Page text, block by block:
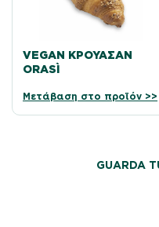
VEGAN ΚΡΟΥΑΣΆΝ
ORASÌ
Μετάβαση στο προϊόν >>
GUARDA